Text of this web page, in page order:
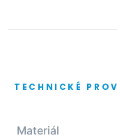
TECHNICKÉ
Materiál